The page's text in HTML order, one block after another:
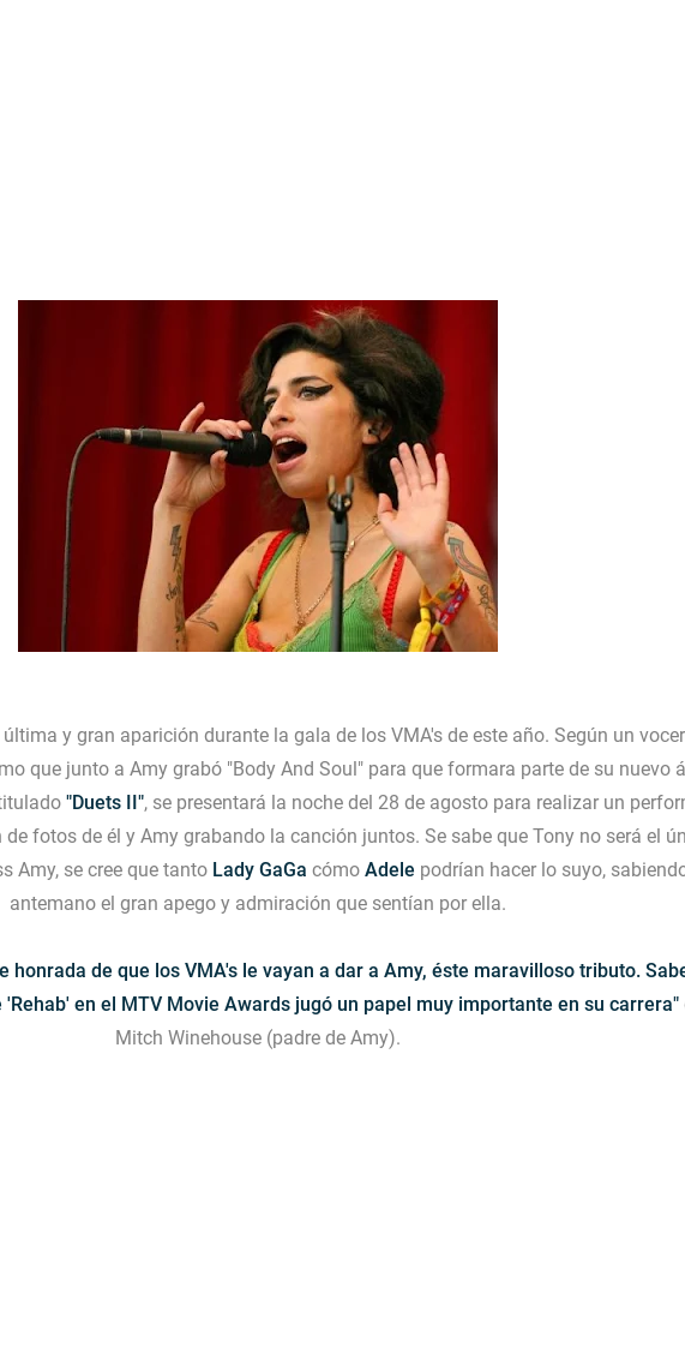
y gran aparición durante la gala de los VMA's de este año. Según un
que junto a Amy grabó "Body And Soul" para que formara parte de su nuevo
"Duets II", se presentará la noche del 28 de agosto para realizar un
fotos de él y Amy grabando la canción juntos. Se sabe que Tony no será el
Amy, se cree que tanto Lady GaGa cómo Adele podrían hacer lo suyo,
antemano el gran apego y admiración que sentían por ella.
honrada de que los VMA's le vayan a dar a Amy, éste maravilloso tributo.
en el MTV Movie Awards jugó un papel muy importante en su carrera"
Mitch Winehouse (padre de Amy).